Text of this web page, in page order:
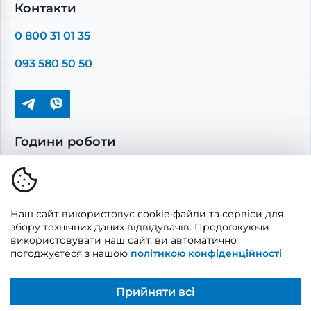
Комплектуючі вентиляції
Дверцята ревізійні
Контакти
0 800 31 01 35
093 580 50 50
Години роботи
Сб-Нд: вихідні
Наш сайт використовує cookie-файли та сервіси для
збору технічних даних відвідувачів. Продовжуючи
використовувати наш сайт, ви автоматично
погоджуєтеся з нашою політикою конфіденційності
Прийняти всі